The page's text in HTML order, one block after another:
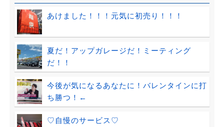
あけました！！！元気に初売り！！！
夏だ！アップガレージだ！ミーティング
だ！！
今後が気になるあなたに！バレンタインに打
ち勝つ！←
♡自慢のサービス♡